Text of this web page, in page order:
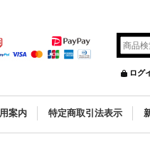
ログ
案内 特定商取引法表示